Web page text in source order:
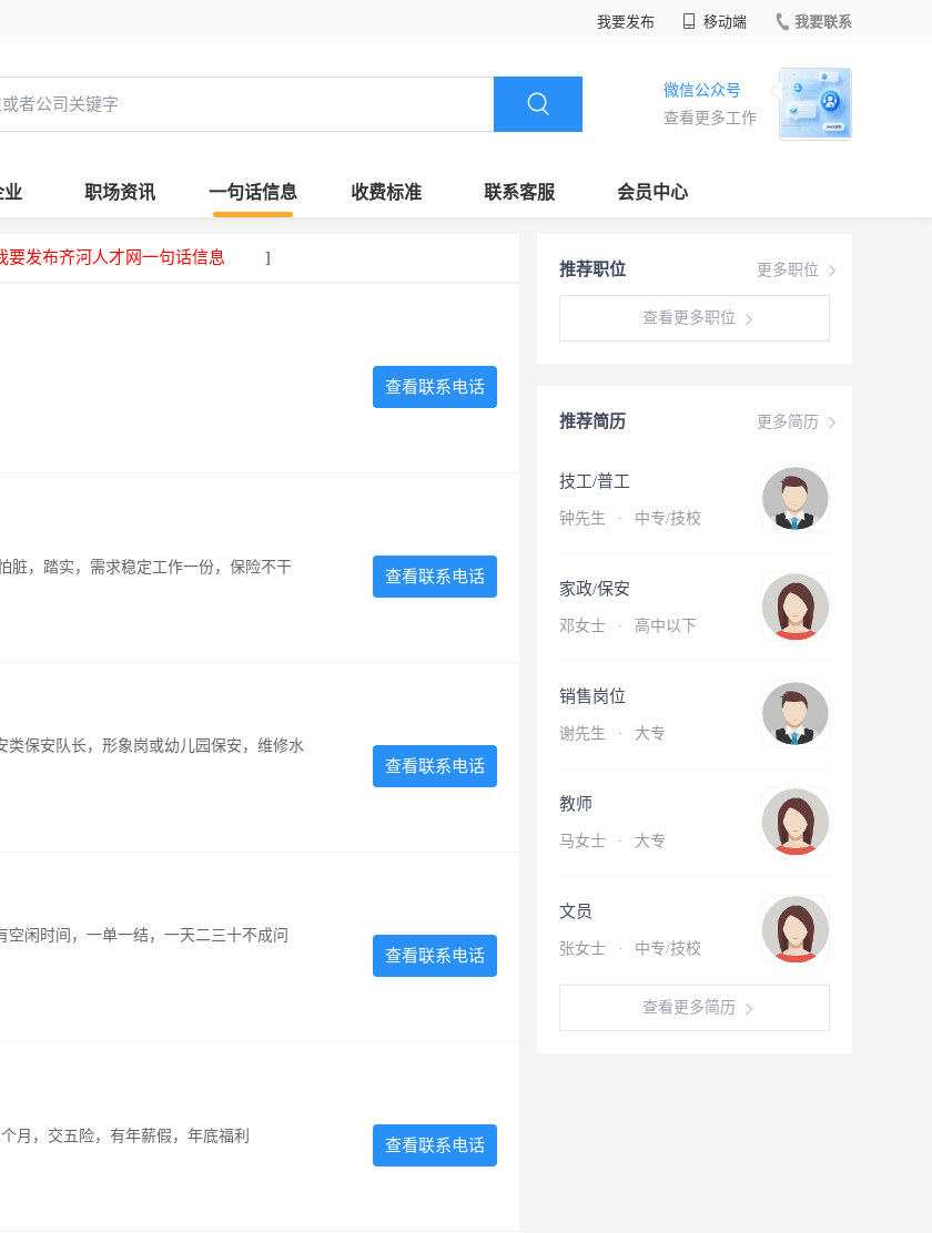
我要发布 移动端 我要联系
微信公众号
查看更多工作
业 职场资讯 一句话信息 收费标准 联系客服 会员中心
更多职位
推荐职位
查看更多职位
更多简历
推荐简历
技工/普工
钟先生 · 中专/技校
家政/保安
邓女士 · 高中以下
销售岗位
谢先生 · 大专
教师
马女士 · 大专
文员
张女士 · 中专/技校
查看更多简历
要发布齐河人才网一句话信息 ]
查看联系电话
脏，踏实，需求稳定工作一份，保险不干 查看联系电话
保安队长，形象岗或幼儿园保安，维修水
查看联系电话
闲时间，一单一结，一天二三十不成问
查看联系电话
月，交五险，有年薪假，年底福利 查看联系电话